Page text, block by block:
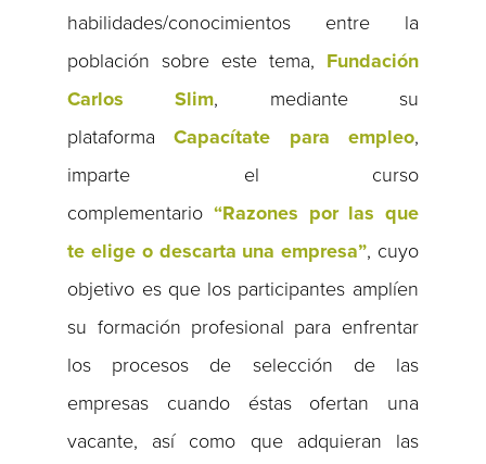
habilidades/conocimientos entre la
población sobre este tema, Fundación
Carlos Slim, mediante su
plataformaCapacítate para empleo,
imparte el curso
complementario “Razones por las que
te elige o descarta una empresa”, cuyo
objetivo es que los participantes amplíen
su formación profesional para enfrentar
los procesos de selección de las
empresas cuando éstas ofertan una
vacante, así como que adquieran las